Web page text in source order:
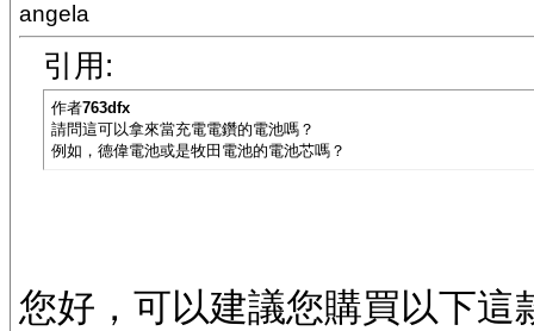
angela
引用:
作者763dfx
請問這可以拿來當充電電鑽的電池嗎？
例如，德偉電池或是牧田電池的電池芯嗎？
您好，可以建議您購買以下